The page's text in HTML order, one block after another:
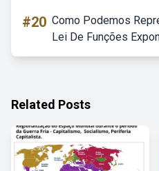
#20 Como Podemos
Lei De Funções
Related Posts